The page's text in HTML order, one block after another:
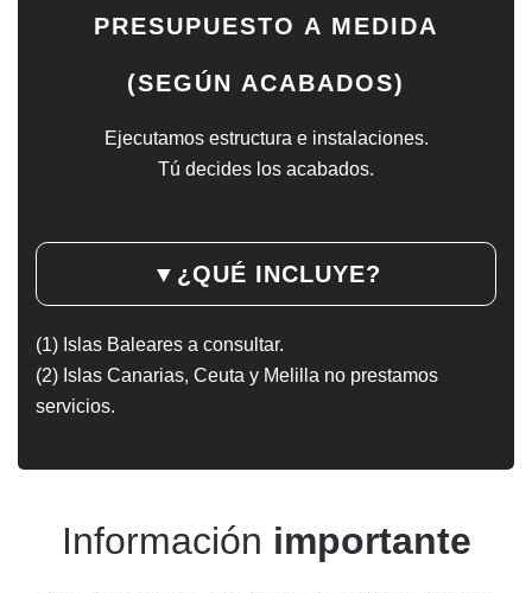
PRESUPUESTO A MEDIDA
(SEGÚN ACABADOS)
Ejecutamos estructura e instalaciones.
Tú decides los acabados.
▼ ¿QUÉ INCLUYE?
(1) Islas Baleares a consultar.
(2) Islas Canarias, Ceuta y Melilla no prestamos
servicios.
Información importante